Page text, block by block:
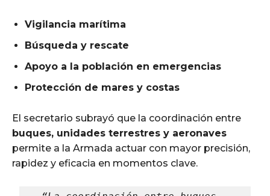
Vigilancia marítima
Búsqueda y rescate
Apoyo a la población en emergencias
Protección de mares y costas
El secretario subrayó que la coordinación entre
buques, unidades terrestres y aeronaves
permite a la Armada actuar con mayor precisión,
rapidez y eficacia en momentos clave.